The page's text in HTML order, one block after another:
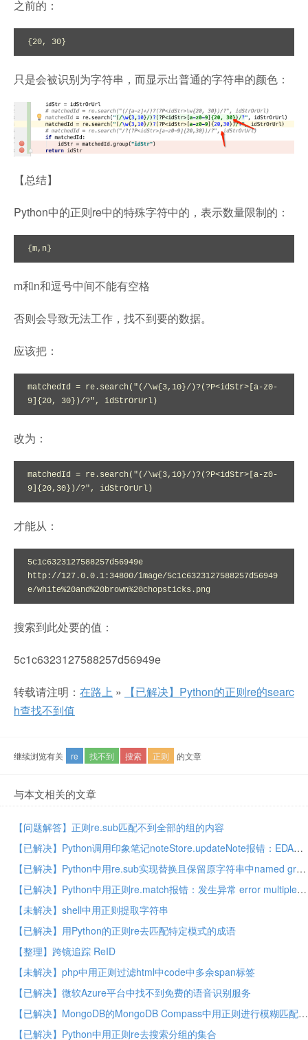
之前的：
{20, 30}
只是会被识别为字符串，而显示出普通的字符串的颜色：
【总结】
Python中的正则re中的特殊字符中的，表示数量限制的：
{m,n}
m和n和逗号中间不能有空格
否则会导致无法工作，找不到要的数据。
应该把：
matchedId = re.search("(/\w{3,10}/)?(?P<idStr>[a-z0-
9]{20, 30})/?", idStrOrUrl)
改为：
matchedId = re.search("(/\w{3,10}/)?(?P<idStr>[a-z0-
9]{20,30})/?", idStrOrUrl)
才能从：
5c1c6323127588257d56949e
http://127.0.0.1:34800/image/5c1c6323127588257d56949
e/white%20and%20brown%20chopsticks.png
搜索到此处要的值：
5c1c6323127588257d56949e
转载请注明： 在路上 »
【已解决】Python的正则re的searc
h查找不到值
继续浏览有关 re 找不到 搜索 正则 的文章
与本文相关的文章
【问题解答】正则re.sub匹配不到全部的组的内容
【已解决】Python调用印象笔记noteStore.updateNote报错：EDAMUserException errorCode 11 parameter The element type en-note must be terminated by the matching end-tag en-note
【已解决】Python中用re.sub实现替换且保留原字符串中named group命名的组的部分值
【已解决】Python中用正则re.match报错：发生异常 error multiple repeat at position
【未解决】shell中用正则提取字符串
【已解决】用Python的正则re去匹配特定模式的成语
【整理】跨镜追踪 ReID
【未解决】php中用正则过滤html中code中多余span标签
【已解决】微软Azure平台中找不到免费的语音识别服务
【已解决】MongoDB的MongoDB Compass中用正则进行模糊匹配字段
【已解决】Python中用正则re去搜索分组的集合